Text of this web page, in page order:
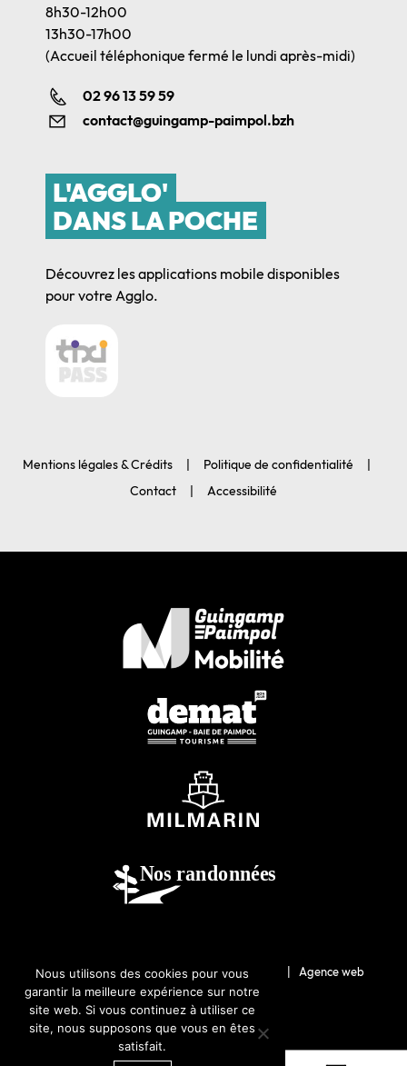
8h30-12h00
13h30-17h00
(Accueil téléphonique fermé le lundi après-midi)
02 96 13 59 59
contact@guingamp-paimpol.bzh
L'AGGLO'
DANS LA POCHE
Découvrez les applications mobile disponibles
pour votre Agglo.
Mentions légales & Crédits
Politique de confidentialité
Contact
Accessibilité
© 2026-Guingamp-Paimpol Agglomération | Agence web
Lannion : Coqueliko
Nous utilisons des cookies pour vous
garantir la meilleure expérience sur notre
site web. Si vous continuez à utiliser ce
site, nous supposons que vous en êtes
satisfait.